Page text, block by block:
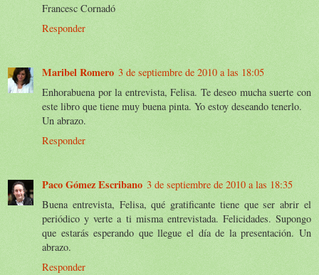
Francesc Cornadó
Responder
Maribel Romero 3 de septiembre de 2010 a las 18:05
Enhorabuena por la entrevista, Felisa. Te deseo mucha suerte con
este libro que tiene muy buena pinta. Yo estoy deseando tenerlo.
Un abrazo.
Responder
Paco Gómez Escribano 3 de septiembre de 2010 a las 18:35
Buena entrevista, Felisa, qué gratificante tiene que ser abrir el
periódico y verte a ti misma entrevistada. Felicidades. Supongo
que estarás esperando que llegue el día de la presentación. Un
abrazo.
Responder